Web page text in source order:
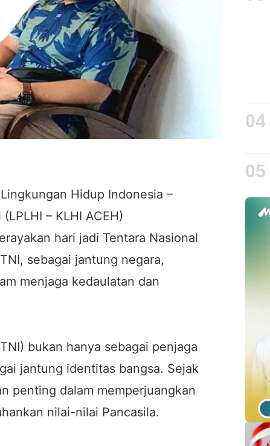
Hidup Indonesia –
– KLHI ACEH)
hari jadi Tentara Nasional
sebagai jantung negara,
menjaga kedaulatan dan
bukan hanya sebagai penjaga
jantung identitas bangsa. Sejak
penting dalam memperjuangkan
nilai-nilai Pancasila.
04
05